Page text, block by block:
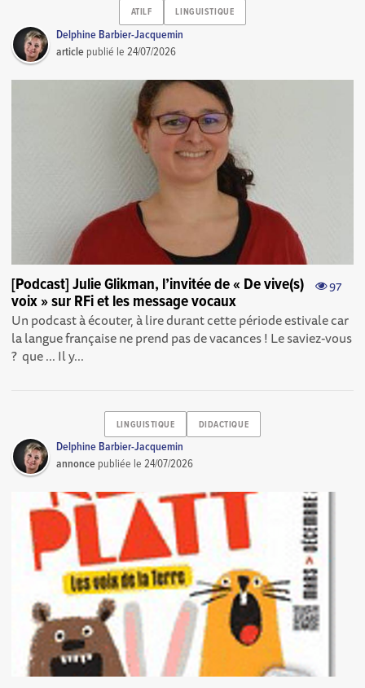
ATILF LINGUISTIQUE
Delphine Barbier-Jacquemin
article publié le24/07/2026
97
[Podcast] Julie Glikman, l’invitée de « De vive(s)
voix » sur RFi et les message vocaux
Un podcast à écouter, à lire durant cette période estivale car
la langue française ne prend pas de vacances ! Le saviez-vous
? que ... Il y...
LINGUISTIQUE DIDACTIQUE
Delphine Barbier-Jacquemin
annonce publiée le24/07/2026